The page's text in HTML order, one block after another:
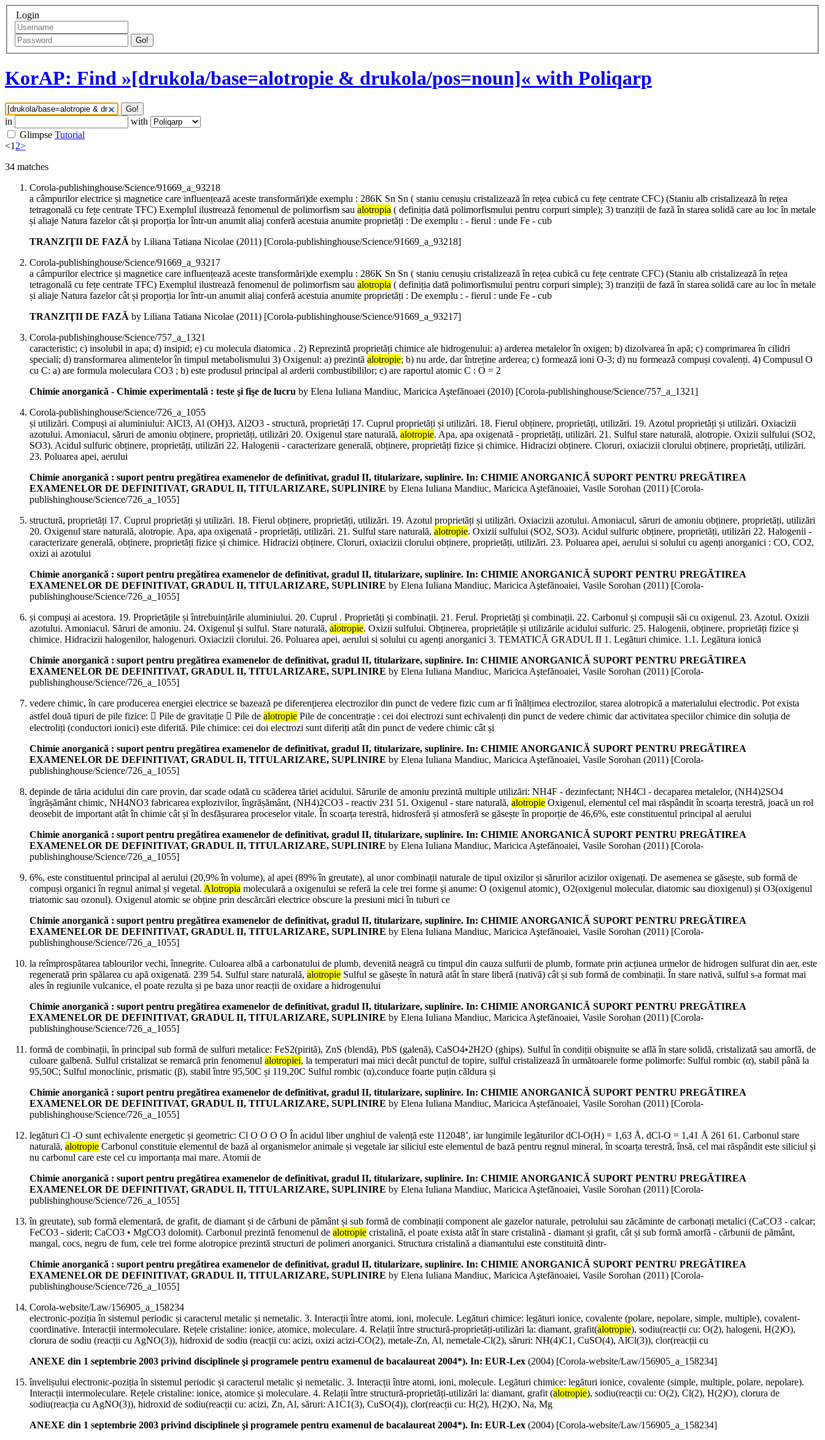
Login
Go!
KorAP: Find »[drukola/base=alotropie & drukola/pos=noun]« with Poliqarp
Go!
in
with
Glimpse Tutorial
<12>
34 matches
Corola-publishinghouse/Science/91669_a_93218
a câmpurilor electrice și magnetice care influențează aceste transformări)de exemplu : 286K Sn Sn ( staniu cenușiu cristalizează în rețea cubică cu fețe centrate CFC) (Staniu alb cristalizează în rețea
tetragonală cu fețe centrate TFC) Exemplul ilustrează fenomenul de polimorfism sau alotropia ( definiția dată polimorfismului pentru corpuri simple); 3) tranziții de fază în starea solidă care au loc în metale
și aliaje Natura fazelor cât și proporția lor într-un anumit aliaj conferă acestuia anumite proprietăți : De exemplu : - fierul : unde Fe - cub
TRANZIŢII DE FAZĂ by Liliana Tatiana Nicolae (2011) [Corola-publishinghouse/Science/91669_a_93218]
Corola-publishinghouse/Science/91669_a_93217
a câmpurilor electrice și magnetice care influențează aceste transformări)de exemplu : 286K Sn Sn ( staniu cenușiu cristalizează în rețea cubică cu fețe centrate CFC) (Staniu alb cristalizează în rețea
tetragonală cu fețe centrate TFC) Exemplul ilustrează fenomenul de polimorfism sau alotropia ( definiția dată polimorfismului pentru corpuri simple); 3) tranziții de fază în starea solidă care au loc în metale
și aliaje Natura fazelor cât și proporția lor într-un anumit aliaj conferă acestuia anumite proprietăți : De exemplu : - fierul : unde Fe - cub
TRANZIŢII DE FAZĂ by Liliana Tatiana Nicolae (2011) [Corola-publishinghouse/Science/91669_a_93217]
Corola-publishinghouse/Science/757_a_1321
caracteristic; c) insolubil in apa; d) insipid; e) cu molecula diatomica . 2) Reprezintă proprietăți chimice ale hidrogenului: a) arderea metalelor în oxigen; b) dizolvarea în apă; c) comprimarea în cilidri
speciali; d) transformarea alimentelor în timpul metabolismului 3) Oxigenul: a) prezintă alotropie; b) nu arde, dar întreține arderea; c) formează ioni O-3; d) nu formează compuși covalenți. 4) Compusul O
cu C: a) are formula moleculara CO3 ; b) este produsul principal al arderii combustibililor; c) are raportul atomic C : O = 2
Chimie anorganică - Chimie experimentală : teste şi fişe de lucru by Elena Iuliana Mandiuc, Maricica Aştefănoaei (2010) [Corola-publishinghouse/Science/757_a_1321]
Corola-publishinghouse/Science/726_a_1055
și utilizări. Compuși ai aluminiului: AlCl3, Al (OH)3, Al2O3 - structură, proprietăți 17. Cuprul proprietăți și utilizări. 18. Fierul obținere, proprietăți, utilizări. 19. Azotul proprietăți și utilizări. Oxiacizii
azotului. Amoniacul, săruri de amoniu obținere, proprietăți, utilizări 20. Oxigenul stare naturală, alotropie. Apa, apa oxigenată - proprietăți, utilizări. 21. Sulful stare naturală, alotropie. Oxizii sulfului (SO2,
SO3). Acidul sulfuric obținere, proprietăți, utilizări 22. Halogenii - caracterizare generală, obținere, proprietăți fizice și chimice. Hidracizi obținere. Cloruri, oxiacizii clorului obținere, proprietăți, utilizări.
23. Poluarea apei, aerului
Chimie anorganică : suport pentru pregătirea examenelor de definitivat, gradul II, titularizare, suplinire. In: CHIMIE ANORGANICĂ SUPORT PENTRU PREGĂTIREA
EXAMENELOR DE DEFINITIVAT, GRADUL II, TITULARIZARE, SUPLINIRE by Elena Iuliana Mandiuc, Maricica Aştefănoaiei, Vasile Sorohan (2011) [Corola-
publishinghouse/Science/726_a_1055]
structură, proprietăți 17. Cuprul proprietăți și utilizări. 18. Fierul obținere, proprietăți, utilizări. 19. Azotul proprietăți și utilizări. Oxiacizii azotului. Amoniacul, săruri de amoniu obținere, proprietăți, utilizări
20. Oxigenul stare naturală, alotropie. Apa, apa oxigenată - proprietăți, utilizări. 21. Sulful stare naturală, alotropie. Oxizii sulfului (SO2, SO3). Acidul sulfuric obținere, proprietăți, utilizări 22. Halogenii -
caracterizare generală, obținere, proprietăți fizice și chimice. Hidracizi obținere. Cloruri, oxiacizii clorului obținere, proprietăți, utilizări. 23. Poluarea apei, aerului si solului cu agenți anorganici : CO, CO2,
oxizi ai azotului
Chimie anorganică : suport pentru pregătirea examenelor de definitivat, gradul II, titularizare, suplinire. In: CHIMIE ANORGANICĂ SUPORT PENTRU PREGĂTIREA
EXAMENELOR DE DEFINITIVAT, GRADUL II, TITULARIZARE, SUPLINIRE by Elena Iuliana Mandiuc, Maricica Aştefănoaiei, Vasile Sorohan (2011) [Corola-
publishinghouse/Science/726_a_1055]
și compuși ai acestora. 19. Proprietățile și întrebuințările aluminiului. 20. Cuprul . Proprietăți și combinații. 21. Ferul. Proprietăți și combinații. 22. Carbonul și compușii săi cu oxigenul. 23. Azotul. Oxizii
azotului. Amoniacul. Săruri de amoniu. 24. Oxigenul și sulful. Stare naturală, alotropie. Oxizii sulfului. Obținerea, proprietățile și utilizările acidului sulfuric. 25. Halogenii, obținere, proprietăți fizice și
chimice. Hidracizii halogenilor, halogenuri. Oxiacizii clorului. 26. Poluarea apei, aerului si solului cu agenți anorganici 3. TEMATICĂ GRADUL II 1. Legături chimice. 1.1. Legătura ionică
Chimie anorganică : suport pentru pregătirea examenelor de definitivat, gradul II, titularizare, suplinire. In: CHIMIE ANORGANICĂ SUPORT PENTRU PREGĂTIREA
EXAMENELOR DE DEFINITIVAT, GRADUL II, TITULARIZARE, SUPLINIRE by Elena Iuliana Mandiuc, Maricica Aştefănoaiei, Vasile Sorohan (2011) [Corola-
publishinghouse/Science/726_a_1055]
vedere chimic, în care producerea energiei electrice se bazează pe diferențierea electrozilor din punct de vedere fizic cum ar fi înălțimea electrozilor, starea alotropică a materialului electrodic. Pot exista
astfel două tipuri de pile fizice:  Pile de gravitație  Pile de alotropie Pile de concentrație : cei doi electrozi sunt echivalenți din punct de vedere chimic dar activitatea speciilor chimice din soluția de
electroliți (conductori ionici) este diferită. Pile chimice: cei doi electrozi sunt diferiți atât din punct de vedere chimic cât și
Chimie anorganică : suport pentru pregătirea examenelor de definitivat, gradul II, titularizare, suplinire. In: CHIMIE ANORGANICĂ SUPORT PENTRU PREGĂTIREA
EXAMENELOR DE DEFINITIVAT, GRADUL II, TITULARIZARE, SUPLINIRE by Elena Iuliana Mandiuc, Maricica Aştefănoaiei, Vasile Sorohan (2011) [Corola-
publishinghouse/Science/726_a_1055]
depinde de tăria acidului din care provin, dar scade odată cu scăderea tăriei acidului. Sărurile de amoniu prezintă multiple utilizări: NH4F - dezinfectant; NH4Cl - decaparea metalelor, (NH4)2SO4
îngrășământ chimic, NH4NO3 fabricarea explozivilor, îngrășământ, (NH4)2CO3 - reactiv 231 51. Oxigenul - stare naturală, alotropie Oxigenul, elementul cel mai răspândit în scoarța terestră, joacă un rol
deosebit de important atât în chimie cât și în desfășurarea proceselor vitale. În scoarța terestră, hidrosferă și atmosferă se găsește în proporție de 46,6%, este constituentul principal al aerului
Chimie anorganică : suport pentru pregătirea examenelor de definitivat, gradul II, titularizare, suplinire. In: CHIMIE ANORGANICĂ SUPORT PENTRU PREGĂTIREA
EXAMENELOR DE DEFINITIVAT, GRADUL II, TITULARIZARE, SUPLINIRE by Elena Iuliana Mandiuc, Maricica Aştefănoaiei, Vasile Sorohan (2011) [Corola-
publishinghouse/Science/726_a_1055]
6%, este constituentul principal al aerului (20,9% în volume), al apei (89% în greutate), al unor combinații naturale de tipul oxizilor și sărurilor acizilor oxigenați. De asemenea se găsește, sub formă de
compuși organici în regnul animal și vegetal. Alotropia moleculară a oxigenului se referă la cele trei forme și anume: O (oxigenul atomic)¸ O2(oxigenul molecular, diatomic sau dioxigenul) și O3(oxigenul
triatomic sau ozonul). Oxigenul atomic se obține prin descărcări electrice obscure la presiuni mici în tuburi ce
Chimie anorganică : suport pentru pregătirea examenelor de definitivat, gradul II, titularizare, suplinire. In: CHIMIE ANORGANICĂ SUPORT PENTRU PREGĂTIREA
EXAMENELOR DE DEFINITIVAT, GRADUL II, TITULARIZARE, SUPLINIRE by Elena Iuliana Mandiuc, Maricica Aştefănoaiei, Vasile Sorohan (2011) [Corola-
publishinghouse/Science/726_a_1055]
la reîmprospătarea tablourilor vechi, înnegrite. Culoarea albă a carbonatului de plumb, devenită neagră cu timpul din cauza sulfurii de plumb, formate prin acțiunea urmelor de hidrogen sulfurat din aer, este
regenerată prin spălarea cu apă oxigenată. 239 54. Sulful stare naturală, alotropie Sulful se găsește în natură atât în stare liberă (nativă) cât și sub formă de combinații. În stare nativă, sulful s-a format mai
ales în regiunile vulcanice, el poate rezulta și pe baza unor reacții de oxidare a hidrogenului
Chimie anorganică : suport pentru pregătirea examenelor de definitivat, gradul II, titularizare, suplinire. In: CHIMIE ANORGANICĂ SUPORT PENTRU PREGĂTIREA
EXAMENELOR DE DEFINITIVAT, GRADUL II, TITULARIZARE, SUPLINIRE by Elena Iuliana Mandiuc, Maricica Aştefănoaiei, Vasile Sorohan (2011) [Corola-
publishinghouse/Science/726_a_1055]
formă de combinații, în principal sub formă de sulfuri metalice: FeS2(pirită), ZnS (blendă), PbS (galenă), CaSO4•2H2O (ghips). Sulful în condiții obișnuite se află în stare solidă, cristalizată sau amorfă, de
culoare galbenă. Sulful cristalizat se remarcă prin fenomenul alotropiei, la temperaturi mai mici decât punctul de topire, sulful cristalizează în următoarele forme polimorfe: Sulful rombic (α), stabil până la
95,50C; Sulful monoclinic, prismatic (β), stabil între 95,50C și 119,20C Sulful rombic (α),conduce foarte puțin căldura și
Chimie anorganică : suport pentru pregătirea examenelor de definitivat, gradul II, titularizare, suplinire. In: CHIMIE ANORGANICĂ SUPORT PENTRU PREGĂTIREA
EXAMENELOR DE DEFINITIVAT, GRADUL II, TITULARIZARE, SUPLINIRE by Elena Iuliana Mandiuc, Maricica Aştefănoaiei, Vasile Sorohan (2011) [Corola-
publishinghouse/Science/726_a_1055]
legături Cl -O sunt echivalente energetic și geometric: Cl O O O O În acidul liber unghiul de valență este 112048’, iar lungimile legăturilor dCl-O(H) = 1,63 Å, dCl-O = 1,41 Å 261 61. Carbonul stare
naturală, alotropie Carbonul constituie elementul de bază al organismelor animale și vegetale iar siliciul este elementul de bază pentru regnul mineral, în scoarța terestră, însă, cel mai răspândit este siliciul și
nu carbonul care este cel cu importanța mai mare. Atomii de
Chimie anorganică : suport pentru pregătirea examenelor de definitivat, gradul II, titularizare, suplinire. In: CHIMIE ANORGANICĂ SUPORT PENTRU PREGĂTIREA
EXAMENELOR DE DEFINITIVAT, GRADUL II, TITULARIZARE, SUPLINIRE by Elena Iuliana Mandiuc, Maricica Aştefănoaiei, Vasile Sorohan (2011) [Corola-
publishinghouse/Science/726_a_1055]
în greutate), sub formă elementară, de grafit, de diamant și de cărbuni de pământ și sub formă de combinații component ale gazelor naturale, petrolului sau zăcăminte de carbonați metalici (CaCO3 - calcar;
FeCO3 - siderit; CaCO3 • MgCO3 dolomit). Carbonul prezintă fenomenul de alotropie cristalină, el poate exista atât în stare cristalină - diamant și grafit, cât și sub formă amorfă - cărbunii de pământ,
mangal, cocs, negru de fum, cele trei forme alotropice prezintă structuri de polimeri anorganici. Structura cristalină a diamantului este constituită dintr-
Chimie anorganică : suport pentru pregătirea examenelor de definitivat, gradul II, titularizare, suplinire. In: CHIMIE ANORGANICĂ SUPORT PENTRU PREGĂTIREA
EXAMENELOR DE DEFINITIVAT, GRADUL II, TITULARIZARE, SUPLINIRE by Elena Iuliana Mandiuc, Maricica Aştefănoaiei, Vasile Sorohan (2011) [Corola-
publishinghouse/Science/726_a_1055]
Corola-website/Law/156905_a_158234
electronic-poziția în sistemul periodic și caracterul metalic și nemetalic. 3. Interacții între atomi, ioni, molecule. Legături chimice: legături ionice, covalente (polare, nepolare, simple, multiple), covalent-
coordinative. Interacții intermoleculare. Rețele cristaline: ionice, atomice, moleculare. 4. Relații între structură-proprietăți-utilizări la: diamant, grafit(alotropie), sodiu(reacții cu: O(2), halogeni, H(2)O),
clorura de sodiu (reacții cu AgNO(3)), hidroxid de sodiu (reacții cu: acizi, oxizi acizi-CO(2), metale-Zn, Al, nemetale-Cl(2), săruri: NH(4)C1, CuSO(4), AlCl(3)), clor(reacții cu
ANEXE din 1 septembrie 2003 privind disciplinele şi programele pentru examenul de bacalaureat 2004*). In: EUR-Lex (2004) [Corola-website/Law/156905_a_158234]
învelișului electronic-poziția în sistemul periodic și caracterul metalic și nemetalic. 3. Interacții între atomi, ioni, molecule. Legături chimice: legături ionice, covalente (simple, multiple, polare, nepolare).
Interacții intermoleculare. Rețele cristaline: ionice, atomice și moleculare. 4. Relații între structură-proprietăți-utilizări la: diamant, grafit (alotropie), sodiu(reacții cu: O(2), Cl(2), H(2)O), clorura de
sodiu(reacția cu AgNO(3)), hidroxid de sodiu(reacții cu: acizi, Zn, Al, săruri: A1C1(3), CuSO(4)), clor(reacții cu: H(2), H(2)O, Na, Mg
ANEXE din 1 septembrie 2003 privind disciplinele şi programele pentru examenul de bacalaureat 2004*). In: EUR-Lex (2004) [Corola-website/Law/156905_a_158234]